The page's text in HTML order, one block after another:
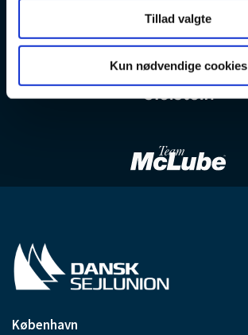
Tillad valgte
Kun nødvendige cookies
København